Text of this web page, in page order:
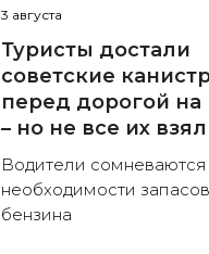
3 августа
Туристы достали
советские
перед дорогой на
– но не все их
Водители сомневаются
необходимости запасов
бензина